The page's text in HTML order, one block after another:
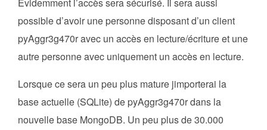
Évidemment l’accès sera sécurisé. Il sera aussi
possible d’avoir une personne disposant d’un client
pyAggr3g470r avec un accès en lecture/écriture et une
autre personne avec uniquement un accès en lecture.
Lorsque ce sera un peu plus mature jimporterai la
base actuelle (SQLite) de pyAggr3g470r dans la
nouvelle base MongoDB. Un peu plus de 30.000